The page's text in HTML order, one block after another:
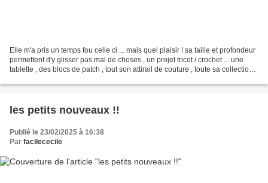
Elle m'a pris un temps fou celle ci ... mais quel plaisir ! sa taille et profondeur
permettent d'y glisser pas mal de choses , un projet tricot / crochet ... une
tablette , des blocs de patch , tout son attirail de couture , toute sa collection
les petits nouveaux !!
Publié le 23/02/2025 à 16:38
Par facilececile